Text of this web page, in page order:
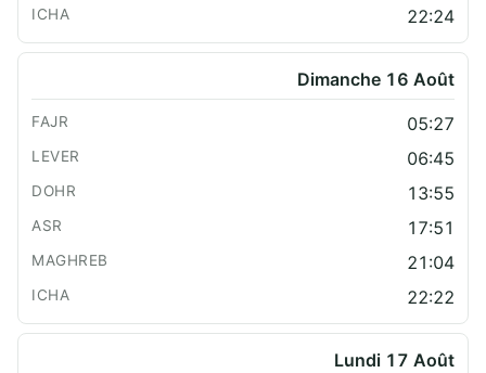
22:24
Dimanche 16 Août
05:27
06:45
13:55
17:51
21:04
22:22
Lundi 17 Août